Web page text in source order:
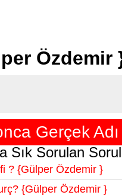
Özdemir
Gerçek
Sık Sorulan
? {Gülper Özdemir }
{Gülper Özdemir }